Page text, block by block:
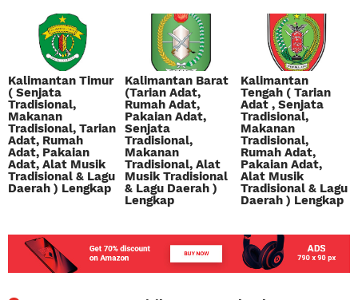
Kalimantan Timur
( Senjata
Tradisional,
Makanan
Tradisional, Tarian
Adat, Rumah
Adat, Pakaian
Adat, Alat Musik
Tradisional & Lagu
Daerah ) Lengkap
Kalimantan Barat
(Tarian Adat,
Rumah Adat,
Pakaian Adat,
Senjata
Tradisional,
Makanan
Tradisional, Alat
Musik Tradisional
& Lagu Daerah )
Lengkap
Kalimantan
Tengah ( Tarian
Adat , Senjata
Tradisional,
Makanan
Tradisional,
Rumah Adat,
Pakaian Adat,
Alat Musik
Tradisional & Lagu
Daerah ) Lengkap